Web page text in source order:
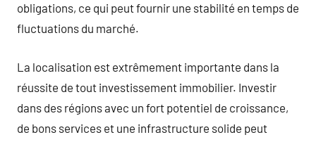
obligations, ce qui peut fournir une stabilité en temps de
fluctuations du marché.
La localisation est extrêmement importante dans la
réussite de tout investissement immobilier. Investir
dans des régions avec un fort potentiel de croissance,
de bons services et une infrastructure solide peut